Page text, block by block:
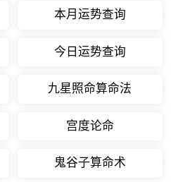
本月运势查询
今日运势查询
九星照命算命法
宫度论命
鬼谷子算命术